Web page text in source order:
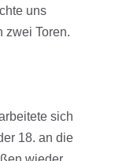
uns
zwei Toren.
sich
18. an die